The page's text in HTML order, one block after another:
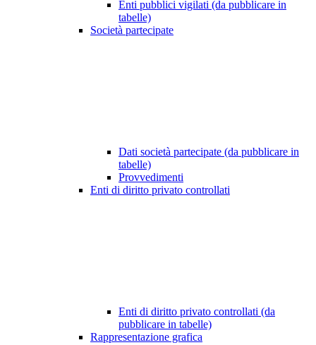
Enti pubblici vigilati (da pubblicare in
tabelle)
Società partecipate
Dati società partecipate (da pubblicare in
tabelle)
Provvedimenti
Enti di diritto privato controllati
Enti di diritto privato controllati (da
pubblicare in tabelle)
Rappresentazione grafica